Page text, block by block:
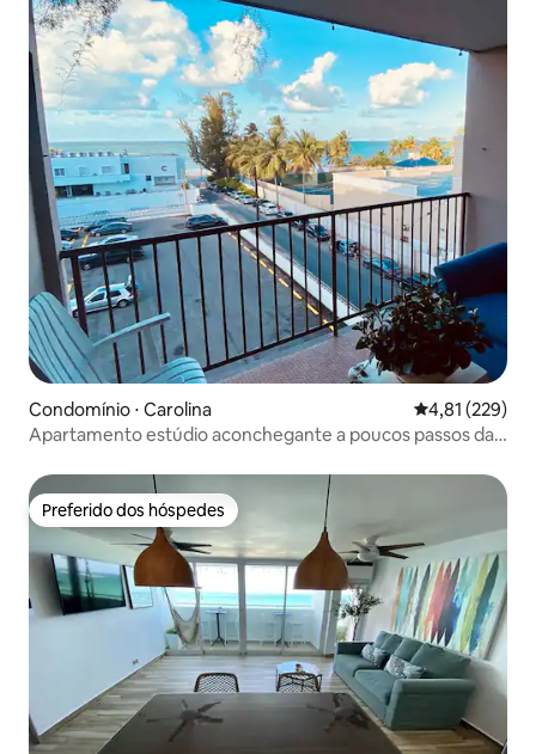
Condomínio ⋅ Carolina 4,81 de uma
4,81 (229)
Apartamento estúdio aconchegante a poucos passos da
Preferido dos hóspedes
Preferido dos hóspedes